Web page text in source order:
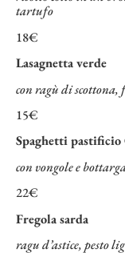
tartufo
18€
Lasagnetta verde
con ragù di
15€
Spaghetti
con vongole e
22€
Fregola sarda
ragu d’astice, pesto